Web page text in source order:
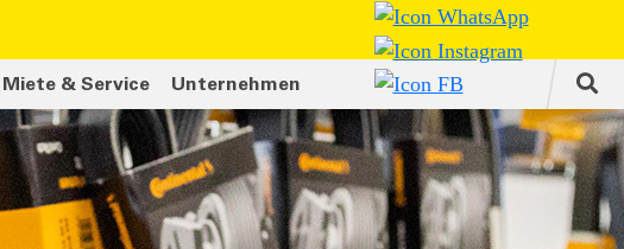
Miete & Service Unternehmen